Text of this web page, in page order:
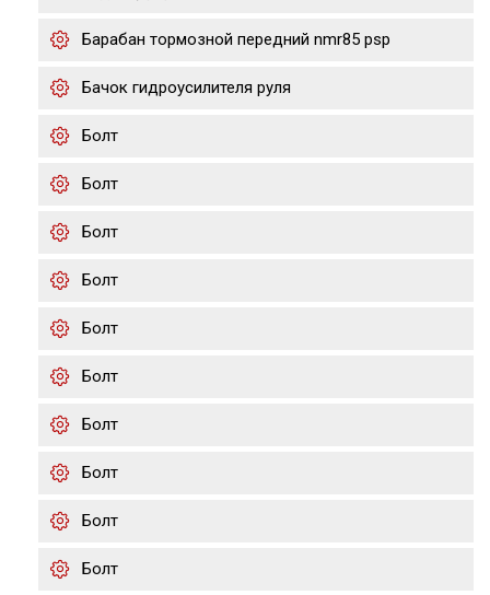
Барабан тормозной передний nmr85 psp
Бачок гидроусилителя руля
Болт
Болт
Болт
Болт
Болт
Болт
Болт
Болт
Болт
Болт